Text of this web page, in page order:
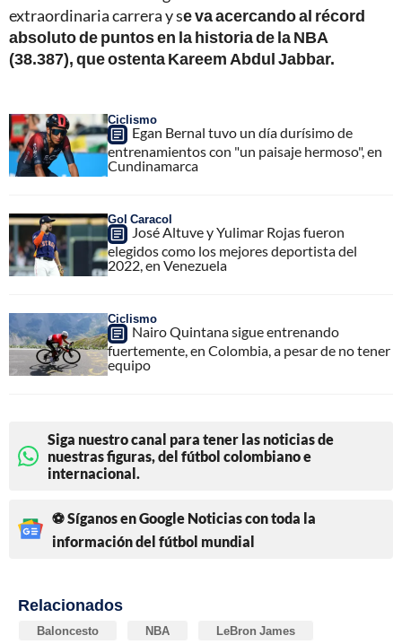
extraordinaria carrera y se va acercando al récord
absoluto de puntos en la historia de la NBA
(38.387), que ostenta Kareem Abdul Jabbar.
Ciclismo
Egan Bernal tuvo un día durísimo de
entrenamientos con "un paisaje hermoso", en
Cundinamarca
Gol Caracol
José Altuve y Yulimar Rojas fueron
elegidos como los mejores deportista del
2022, en Venezuela
Ciclismo
Nairo Quintana sigue entrenando
fuertemente, en Colombia, a pesar de no tener
equipo
Siga nuestro canal para tener las noticias de
nuestras figuras, del fútbol colombiano e
internacional.
⚽ Síganos en Google Noticias con toda la
información del fútbol mundial
Relacionados
Baloncesto NBA LeBron James